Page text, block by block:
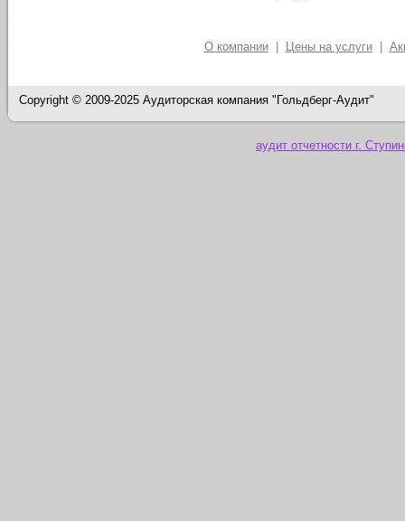
О компании Цены на услуги
Copyright © 2009-2025 Аудиторская компания "Гольдберг-Аудит"
аудит отчетности г.